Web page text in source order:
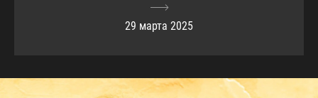
29 марта 2025